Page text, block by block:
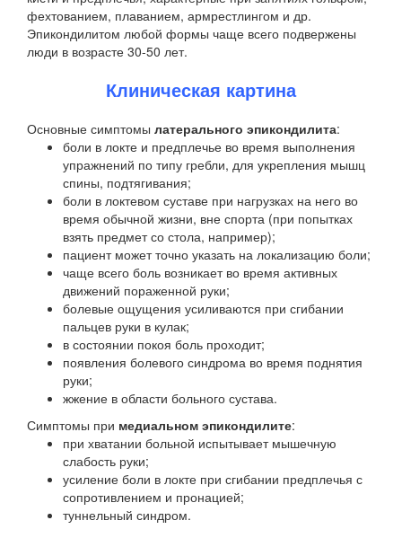
фехтованием, плаванием, армрестлингом и др.
Эпикондилитом любой формы чаще всего подвержены
люди в возрасте 30-50 лет.
Клиническая картина
Основные симптомы латерального эпикондилита:
боли в локте и предплечье во время выполнения
упражнений по типу гребли, для укрепления мышц
спины, подтягивания;
боли в локтевом суставе при нагрузках на него во
время обычной жизни, вне спорта (при попытках
взять предмет со стола, например);
пациент может точно указать на локализацию боли;
чаще всего боль возникает во время активных
движений пораженной руки;
болевые ощущения усиливаются при сгибании
пальцев руки в кулак;
в состоянии покоя боль проходит;
появления болевого синдрома во время поднятия
руки;
жжение в области больного сустава.
Симптомы при медиальном эпикондилите:
при хватании больной испытывает мышечную
слабость руки;
усиление боли в локте при сгибании предплечья с
сопротивлением и пронацией;
туннельный синдром.